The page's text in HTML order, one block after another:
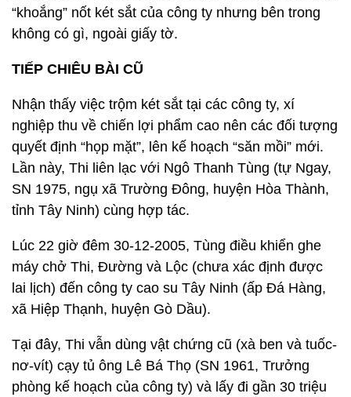
“khoắng” nốt két sắt của công ty nhưng bên trong
không có gì, ngoài giấy tờ.
TIẾP CHIÊU BÀI CŨ
Nhận thấy việc trộm két sắt tại các công ty, xí
nghiệp thu về chiến lợi phẩm cao nên các đối tượng
quyết định “họp mặt”, lên kế hoạch “săn mồi” mới.
Lần này, Thi liên lạc với Ngô Thanh Tùng (tự Ngay,
SN 1975, ngụ xã Trường Đông, huyện Hòa Thành,
tỉnh Tây Ninh) cùng hợp tác.
Lúc 22 giờ đêm 30-12-2005, Tùng điều khiển ghe
máy chở Thi, Đường và Lộc (chưa xác định được
lai lịch) đến công ty cao su Tây Ninh (ấp Đá Hàng,
xã Hiệp Thạnh, huyện Gò Dầu).
Tại đây, Thi vẫn dùng vật chứng cũ (xà ben và tuốc-
nơ-vít) cạy tủ ông Lê Bá Thọ (SN 1961, Trưởng
phòng kế hoạch của công ty) và lấy đi gần 30 triệu